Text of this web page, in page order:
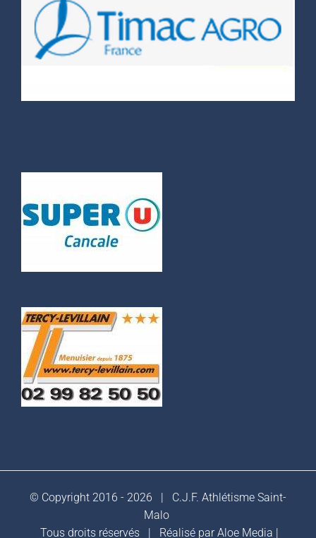
© Copyright 2016 - 2026 | C.J.F. Athlétisme Saint-
Malo
Tous droits réservés | Réalisé parAloe Media